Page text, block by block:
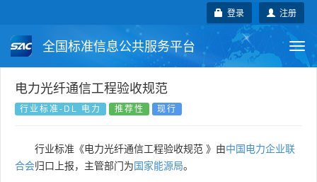
注册
登录
全国标准信息公共服务平台
国家标准 行业标准
国外标准 技术委员会
电力光纤通信工程验收规范
行业标准-DL 电力 推荐性 现行
行业标准《电力光纤通信工程验收规范 》由中国电力企业联
合会归口上报，主管部门为国家能源局。